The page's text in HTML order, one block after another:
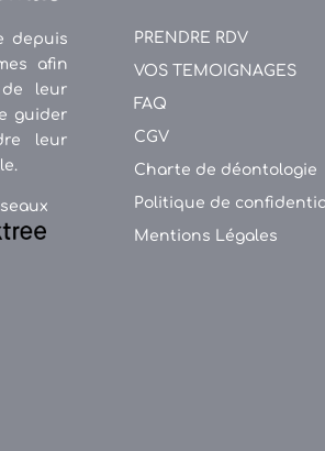
depuis
afin
leur
guider
leur
PRENDRE RDV
VOS TEMOIGNAGES
FAQ
CGV
Charte de déontologie
Politique de
Mentions Légales